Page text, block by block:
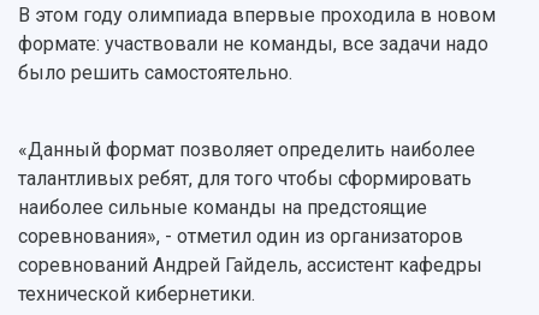
Сотрудники и преподаватели
Заслуженные деятели
Институты и факультеты
Кафедры
Научные подразделения
Отделы и службы
Общественные организации
Институт искусственного интеллекта
Мультимедиа
Подкасты
Профессорско-преподавательский состав
Расписание занятий
Тестирование иностранных граждан на
знание русского языка, истории России и
основ законодательства РФ
Платные образовательные услуги
Скидки на обучение
Научная инфраструктура
Научно-исследовательские подразделения
исследовательской деятельностью
Материальная база
Подразделения научного обслуживания
Организационные документы
Результаты научно-исследовательской
деятельности
В этом году олимпиада впервые проходила в новом
формате: участвовали не команды, все задачи надо
было решить самостоятельно.
«Данный формат позволяет определить наиболее
талантливых ребят, для того чтобы сформировать
наиболее сильные команды на предстоящие
соревнования», - отметил один из организаторов
соревнований Андрей Гайдель, ассистент кафедры
технической кибернетики.